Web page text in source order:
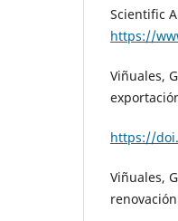
Scientific
https://
Viñuales,
https://
Viñuales,